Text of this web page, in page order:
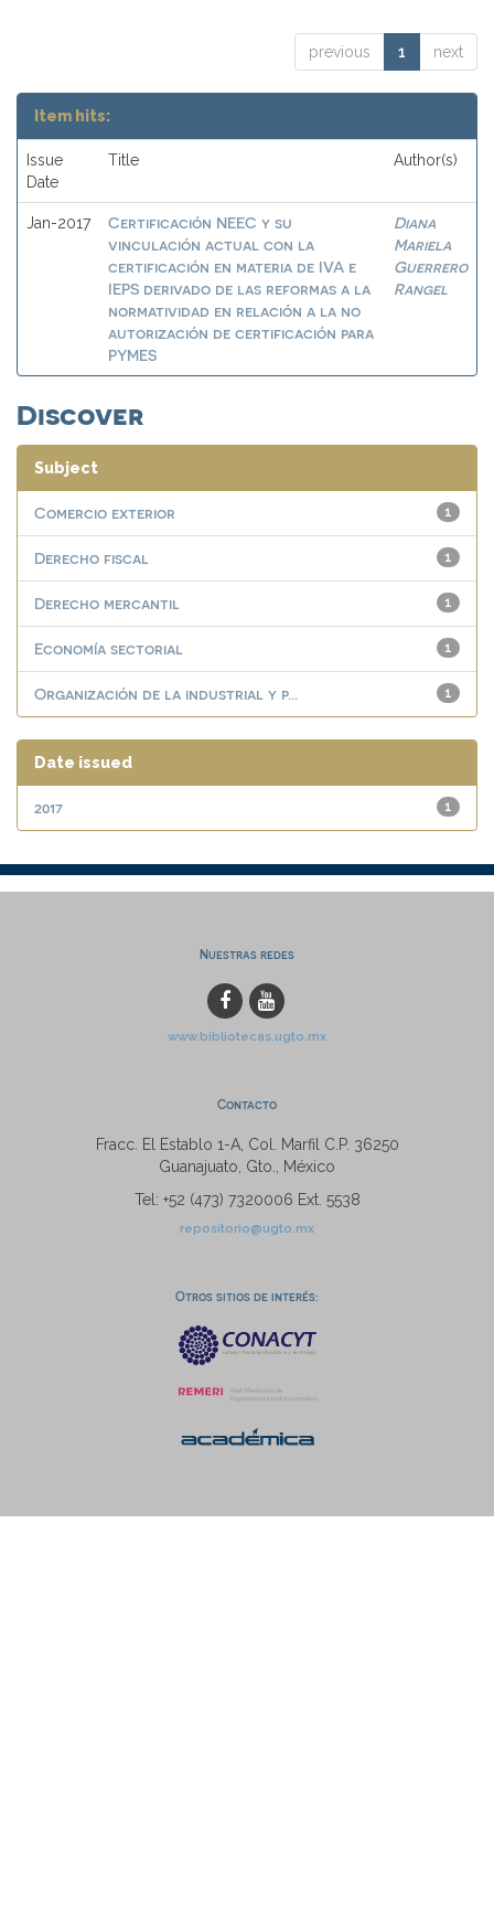
previous 1 next
Item hits:
Issue
Date
Title Author(s)
Jan-2017
Certificación NEEC y su
vinculación actual con la
certificación en materia de IVA e
IEPS derivado de las reformas a la
normatividad en relación a la no
autorización de certificación para
PYMES
Diana
Mariela
Guerrero
Rangel
Discover
Subject
1
Comercio exterior
1
Derecho fiscal
1
Derecho mercantil
1
Economía sectorial
1
Organización de la industrial y p...
Date issued
1
2017
Nuestras redes
www.bibliotecas.ugto.mx
Contacto
Fracc. El Establo 1-A, Col. Marfil C.P. 36250
Guanajuato, Gto., México
Tel: +52 (473) 7320006 Ext. 5538
repositorio@ugto.mx
Otros sitios de interés: